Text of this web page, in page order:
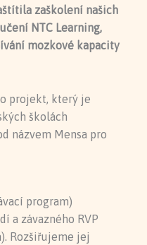
zaškolení našich
NTC Learning,
mozkové kapacity
projekt, který je
školách
názvem Mensa pro
program)
a závazného RVP
Rozšiřujeme jej